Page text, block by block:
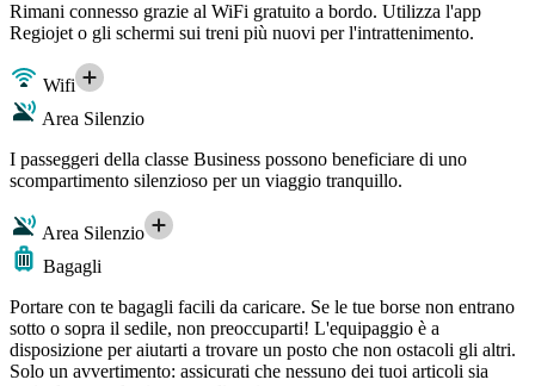
Rimani connesso grazie al WiFi gratuito a bordo. Utilizza l'app
Regiojet o gli schermi sui treni più nuovi per l'intrattenimento.
Wifi
Area Silenzio
I passeggeri della classe Business possono beneficiare di uno
scompartimento silenzioso per un viaggio tranquillo.
Area Silenzio
Bagagli
Portare con te bagagli facili da caricare. Se le tue borse non entrano
sotto o sopra il sedile, non preoccuparti! L'equipaggio è a
disposizione per aiutarti a trovare un posto che non ostacoli gli altri.
Solo un avvertimento: assicurati che nessuno dei tuoi articoli sia